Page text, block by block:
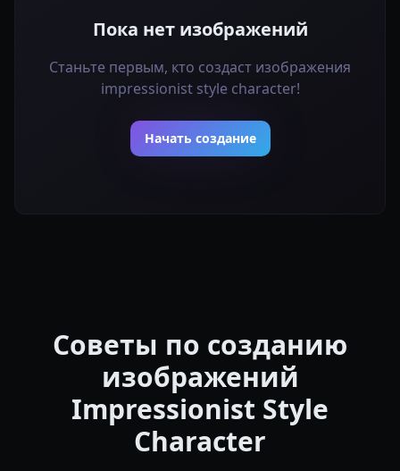
Пока нет изображений
Станьте первым, кто создаст изображения
impressionist style character!
Начать создание
Советы по созданию
изображений
Impressionist Style
Character